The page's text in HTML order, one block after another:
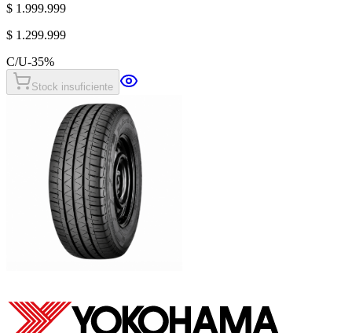
$ 1.999.999
$ 1.299.999
C/U-35%
Stock insuficiente